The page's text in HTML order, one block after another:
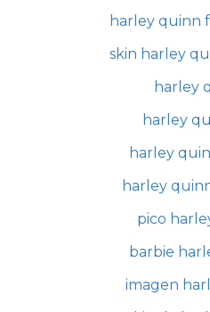
harley quinn
skin harley
harley
harley
harley
harley
pico
barbie
imagen